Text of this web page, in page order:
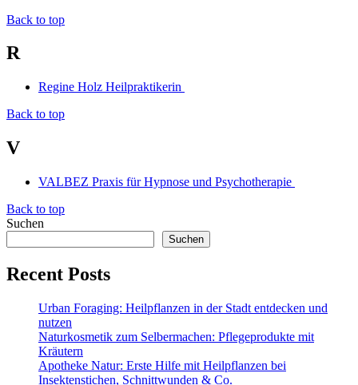
Back to top
R
Regine Holz Heilpraktikerin
Back to top
V
VALBEZ Praxis für Hypnose und Psychotherapie
Back to top
Suchen
Suchen
Recent Posts
Urban Foraging: Heilpflanzen in der Stadt entdecken und
nutzen
Naturkosmetik zum Selbermachen: Pflegeprodukte mit
Kräutern
Apotheke Natur: Erste Hilfe mit Heilpflanzen bei
Insektenstichen, Schnittwunden & Co.